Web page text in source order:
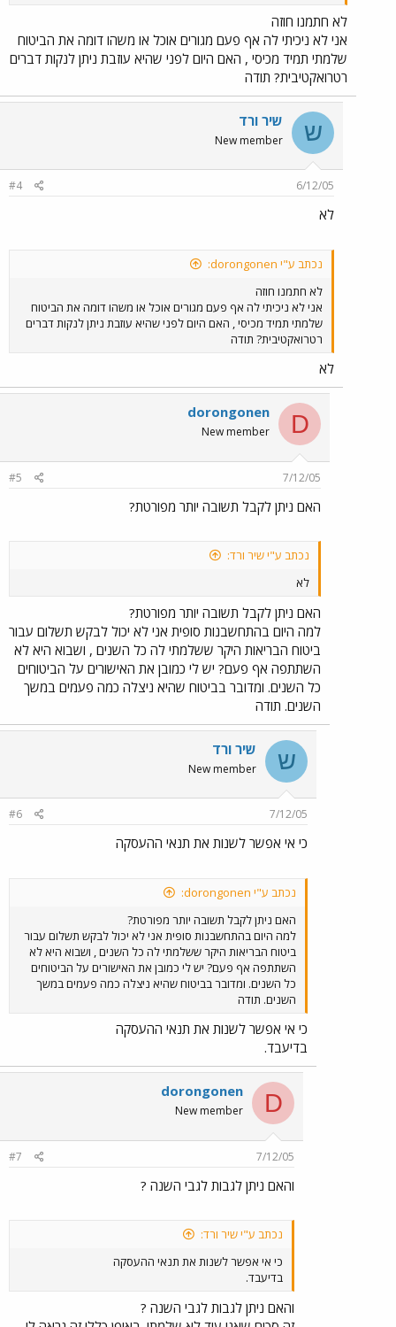
לא חתמנו חוזה
אני לא ניכיתי לה אף פעם מגורים אוכל או משהו דומה את הביטוח
שלמתי תמיד מכיסי , האם היום לפני שהיא עוזבת ניתן לנקות דברים
רטרואקטיבית? תודה
ש שיר ורד
New member
6/12/05
#4
לא
נכתב ע"י dorongonen:
לא חתמנו חוזה
אני לא ניכיתי לה אף פעם מגורים אוכל או משהו דומה את הביטוח
שלמתי תמיד מכיסי , האם היום לפני שהיא עוזבת ניתן לנקות דברים
רטרואקטיבית? תודה
לא
D
dorongonen
New member
7/12/05
#5
האם ניתן לקבל תשובה יותר מפורטת?
נכתב ע"י שיר ורד:
לא
האם ניתן לקבל תשובה יותר מפורטת?
למה היום בהתחשבנות סופית אני לא יכול לבקש תשלום עבור
ביטוח הבריאות היקר ששלמתי לה כל השנים , ושבוא היא לא
השתתפה אף פעם? יש לי כמובן את האישורים על הביטוחים
כל השנים. ומדובר בביטוח שהיא ניצלה כמה פעמים במשך
השנים. תודה
ש שיר ורד
New member
7/12/05
#6
כי אי אפשר לשנות את תנאי ההעסקה
נכתב ע"י dorongonen:
האם ניתן לקבל תשובה יותר מפורטת?
למה היום בהתחשבנות סופית אני לא יכול לבקש תשלום עבור
ביטוח הבריאות היקר ששלמתי לה כל השנים , ושבוא היא לא
השתתפה אף פעם? יש לי כמובן את האישורים על הביטוחים
כל השנים. ומדובר בביטוח שהיא ניצלה כמה פעמים במשך
השנים. תודה
כי אי אפשר לשנות את תנאי ההעסקה
בדיעבד.
D
dorongonen
New member
7/12/05
#7
והאם ניתן לגבות לגבי השנה ?
נכתב ע"י שיר ורד:
כי אי אפשר לשנות את תנאי ההעסקה
בדיעבד.
והאם ניתן לגבות לגבי השנה ?